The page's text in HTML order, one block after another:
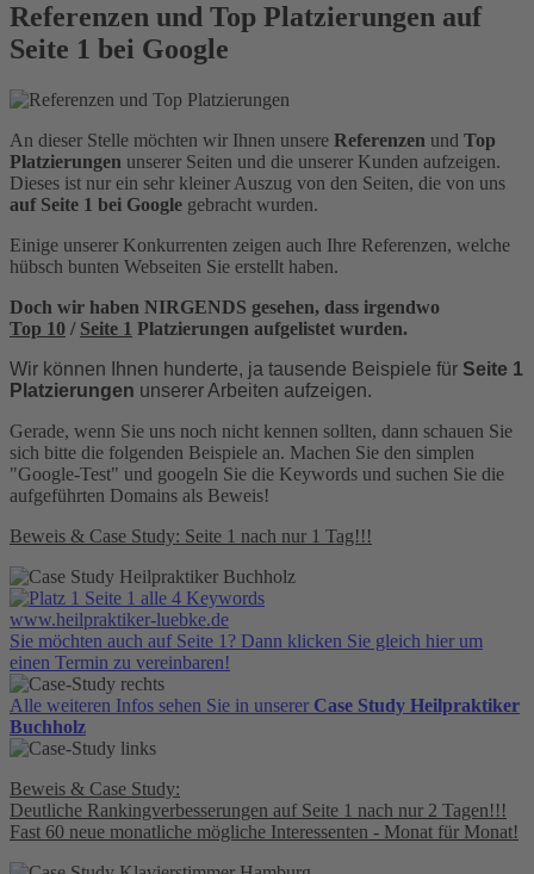
Referenzen und Top Platzierungen auf
Seite 1 bei Google
An dieser Stelle möchten wir Ihnen unsere Referenzen und Top
Platzierungen unserer Seiten und die unserer Kunden aufzeigen.
Dieses ist nur ein sehr kleiner Auszug von den Seiten, die von uns
auf Seite 1 bei Google gebracht wurden.
Einige unserer Konkurrenten zeigen auch Ihre Referenzen, welche
hübsch bunten Webseiten Sie erstellt haben.
Doch wir haben NIRGENDS gesehen, dass irgendwo
Top 10 / Seite 1 Platzierungen aufgelistet wurden.
Wir können Ihnen hunderte, ja tausende Beispiele für Seite 1
Platzierungen unserer Arbeiten aufzeigen.
Gerade, wenn Sie uns noch nicht kennen sollten, dann schauen Sie
sich bitte die folgenden Beispiele an. Machen Sie den simplen
"Google-Test" und googeln Sie die Keywords und suchen Sie die
aufgeführten Domains als Beweis!
Beweis & Case Study: Seite 1 nach nur 1 Tag!!!
www.heilpraktiker-luebke.de
Sie möchten auch auf Seite 1? Dann klicken Sie gleich hier um
einen Termin zu vereinbaren!
Alle weiteren Infos sehen Sie in unserer Case Study Heilpraktiker
Buchholz
Beweis & Case Study:
Deutliche Rankingverbesserungen auf Seite 1 nach nur 2 Tagen!!!
Fast 60 neue monatliche mögliche Interessenten - Monat für Monat!